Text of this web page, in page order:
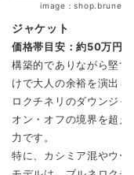
image：
ジャケット
価格帯目安：約50万円
構築的でありながら堅す
けで大人の余裕を演出し
ロクチネリのダウンジャ
オン・オフの境界を超え
力です。
特に、カシミア混やウ